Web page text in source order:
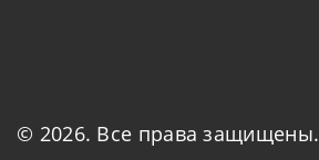
© 2026. Все права защищены.